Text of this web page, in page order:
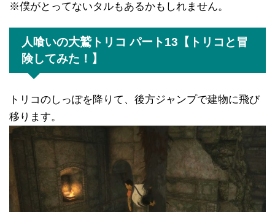
※僕がとってないタルもあるかもしれません。
人喰いの大鷲トリコ パート13【トリコと冒
険してみた！】
トリコのしっぽを降りて、後方ジャンプで建物に飛び
移ります。